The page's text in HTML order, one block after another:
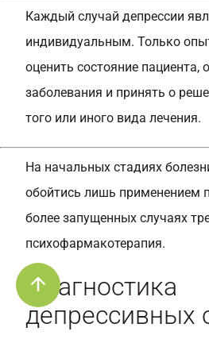
Каждый случай депрессии
индивидуальным. Только
оценить состояние пациента,
заболевания и принять о
того или иного вида лечения.
На начальных стадиях
обойтись лишь применением
более запущенных случаях
психофармакотерапия.
Диагностика
депрессивных